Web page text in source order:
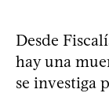
Desde
hay una
se investiga